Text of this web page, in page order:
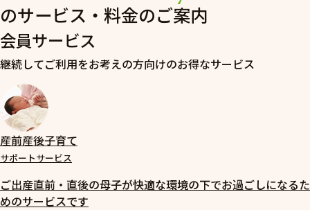
のサービス・料金のご案内
会員サービス
継続してご利用をお考えの方向けのお得なサービス
産前産後子育て
サポートサービス
ご出産直前・直後の母子が快適な環境の下でお過ごしになるた
めのサービスです